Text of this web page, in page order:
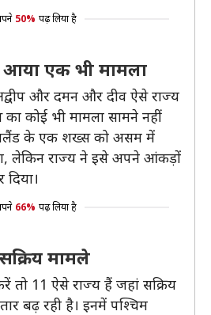
50% पढ़ लिया है
आया एक भी मामला
और दमन और दीव ऐसे राज्य
का कोई भी मामला सामने नहीं
के एक शख्स को असम में
लेकिन राज्य ने इसे अपने आंकड़ों
66% पढ़ लिया है
मामले
तो 11 ऐसे राज्य हैं जहां सक्रिय
बढ़ रही है। इनमें पश्चिम